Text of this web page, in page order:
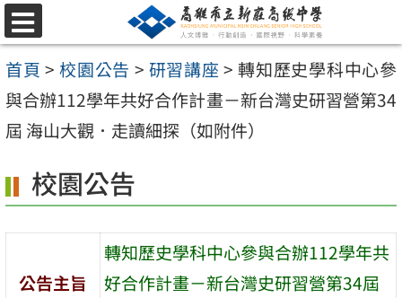
跳
至
主
要
內
區
選
單
首頁 > 校園公告 > 研習講座 > 轉知歷史學科中心參
與合辦112學年共好合作計畫－新台灣史研習營第34
屆 海山大觀．走讀細探（如附件）
校園公告
公告主旨
轉知歷史學科中心參與合辦112學年共
好合作計畫－新台灣史研習營第34屆